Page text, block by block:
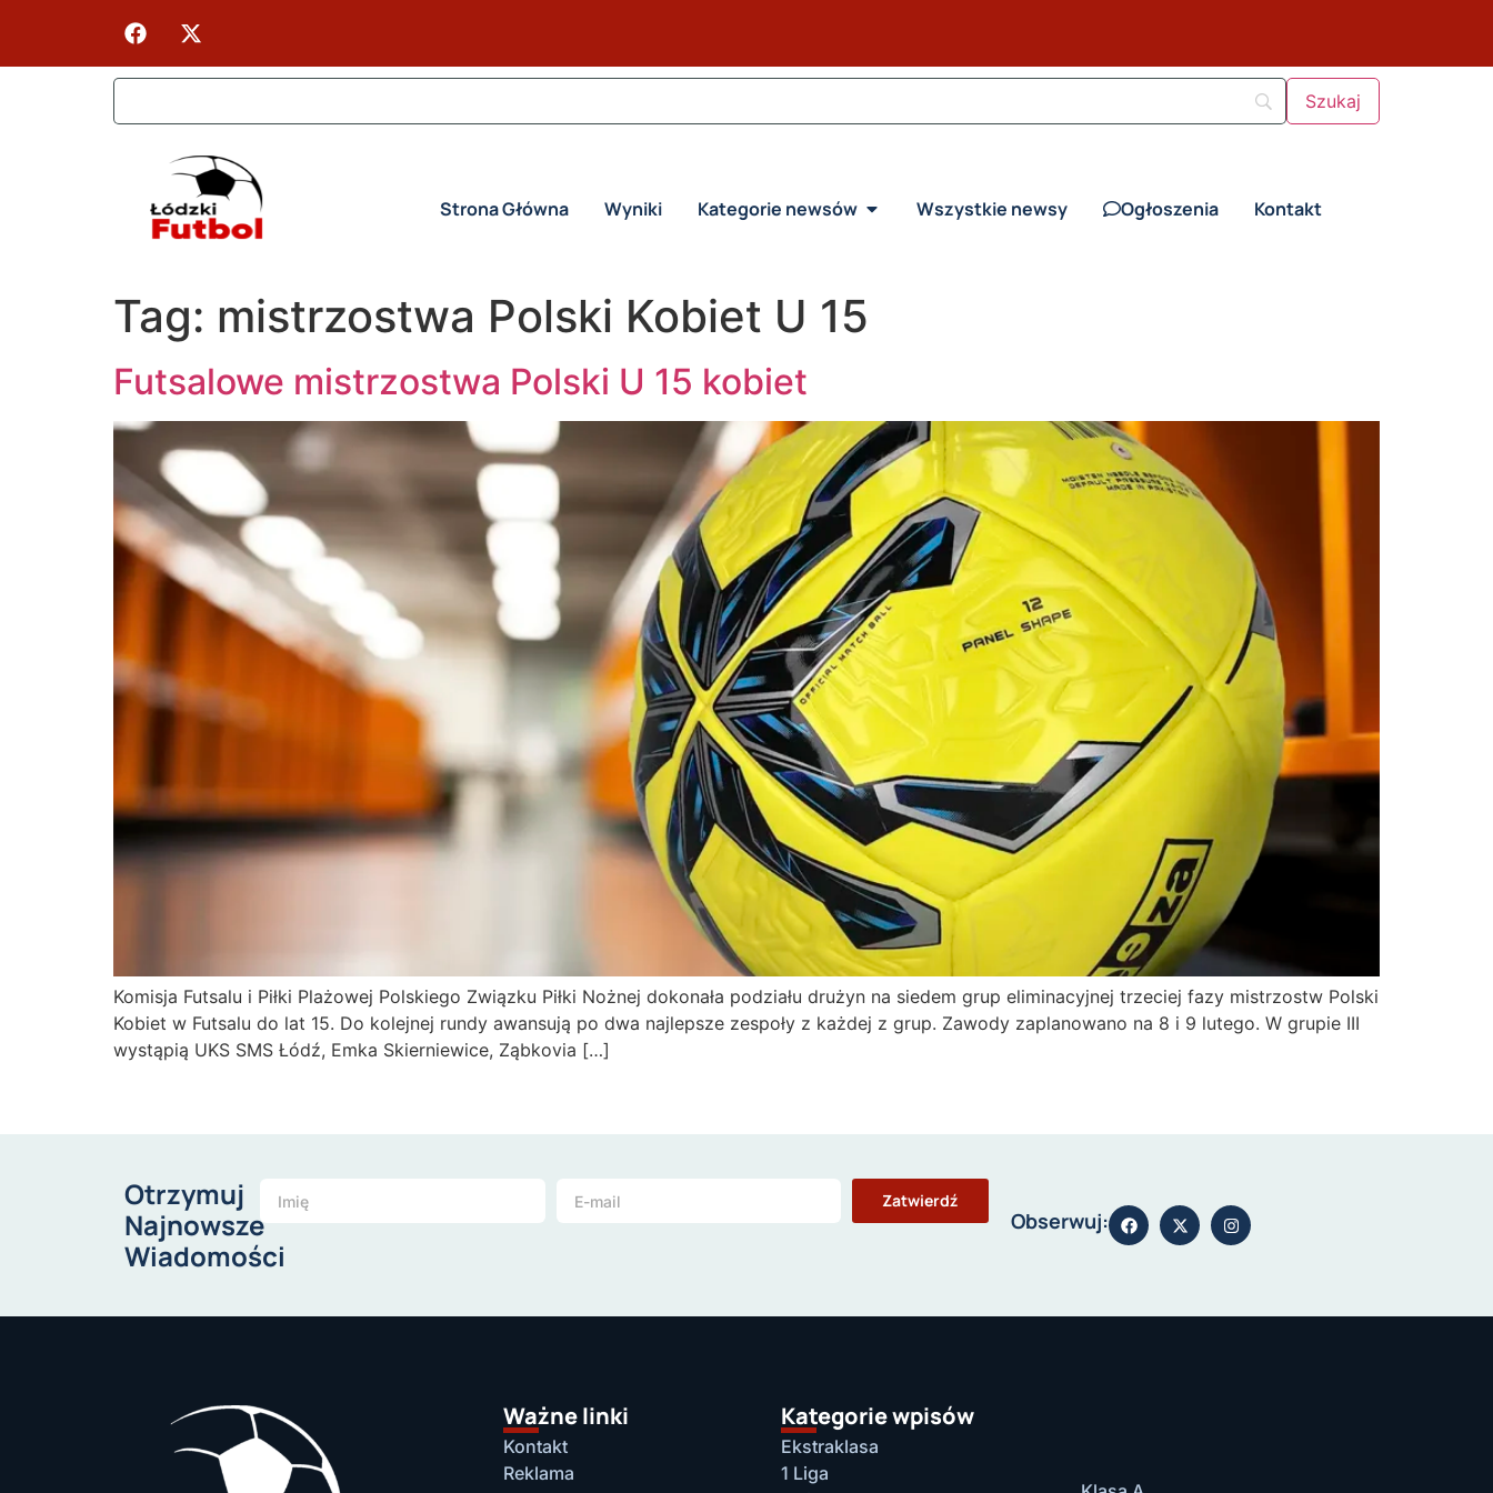
Strona Główna Wyniki Kategorie newsów Wszystkie newsy Ogłoszenia Kontakt
Tag: mistrzostwa Polski Kobiet U 15
Futsalowe mistrzostwa Polski U 15 kobiet
Komisja Futsalu i Piłki Plażowej Polskiego Związku Piłki Nożnej dokonała podziału drużyn na siedem grup eliminacyjnej trzeciej fazy mistrzostw Polski
Kobiet w Futsalu do lat 15. Do kolejnej rundy awansują po dwa najlepsze zespoły z każdej z grup. Zawody zaplanowano na 8 i 9 lutego. W grupie III
wystąpią UKS SMS Łódź, Emka Skierniewice, Ząbkovia […]
Otrzymuj
Najnowsze
Wiadomości
Zatwierdź
Obserwuj:
Ważne linki
Kontakt
Reklama
Kategorie wpisów
Ekstraklasa
1 Liga